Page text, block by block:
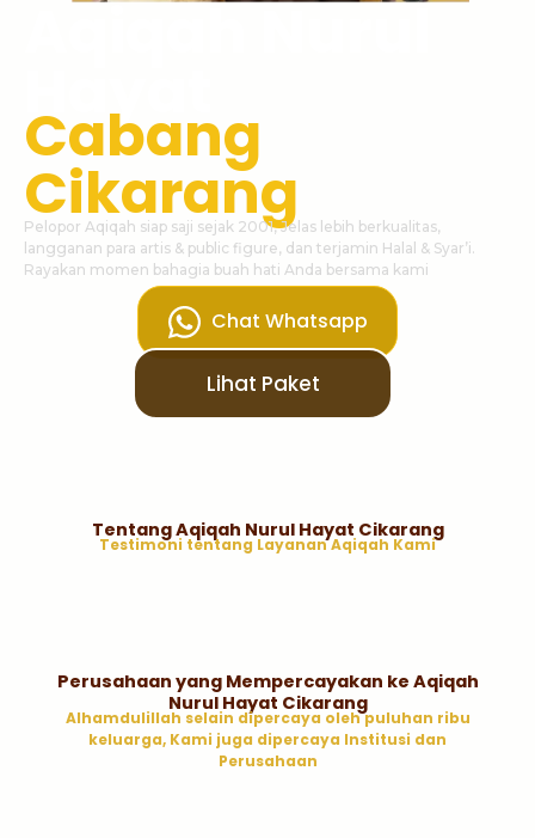
Hayat
Cabang
Cikarang
Pelopor Aqiqah siap saji sejak 2001, Jelas lebih berkualitas,
langganan para artis & public figure, dan terjamin Halal & Syar’i.
Rayakan momen bahagia buah hati Anda bersama kami
Chat Whatsapp
Lihat Paket
Tentang Aqiqah Nurul Hayat Cikarang
Testimoni tentang Layanan Aqiqah Kami
Perusahaan yang Mempercayakan ke Aqiqah
Nurul Hayat Cikarang
Alhamdulillah selain dipercaya oleh puluhan ribu
keluarga, Kami juga dipercaya Institusi dan
Perusahaan